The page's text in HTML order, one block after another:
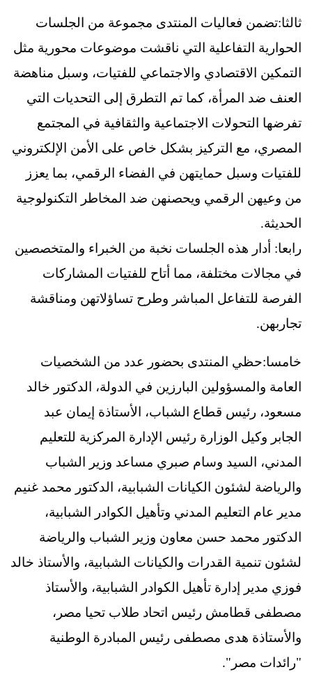
ثالثا:تضمن فعاليات المنتدى مجموعة من الجلسات
الحوارية التفاعلية التي ناقشت موضوعات محورية مثل
التمكين الاقتصادي والاجتماعي للفتيات، وسبل مناهضة
العنف ضد المرأة، كما تم التطرق إلى التحديات التي
تفرضها التحولات الاجتماعية والثقافية في المجتمع
المصري، مع التركيز بشكل خاص على الأمن الإلكتروني
للفتيات وسبل حمايتهن في الفضاء الرقمي، بما يعزز
من وعيهن الرقمي ويحصنهن ضد المخاطر التكنولوجية
الحديثة.
رابعا: أدار هذه الجلسات نخبة من الخبراء والمتخصصين
في مجالات مختلفة، مما أتاح للفتيات المشاركات
الفرصة للتفاعل المباشر وطرح تساؤلاتهن ومناقشة
تجاربهن.
خامسا:حظي المنتدى بحضور عدد من الشخصيات
العامة والمسؤولين البارزين في الدولة، الدكتور خالد
مسعود، رئيس قطاع الشباب، الأستاذة إيمان عبد
الجابر وكيل الوزارة رئيس الإدارة المركزية للتعليم
المدني، السيد وسام صبري مساعد وزير الشباب
والرياضة لشئون الكيانات الشبابية، الدكتور محمد غنيم
مدير عام التعليم المدني وتأهيل الكوادر الشبابية،
الدكتور محمد حسن معاون وزير الشباب والرياضة
لشئون تنمية القدرات والكيانات الشبابية، والأستاذ خالد
فوزي مدير إدارة تأهيل الكوادر الشبابية، والأستاذ
مصطفى قطامش رئيس اتحاد طلاب تحيا مصر،
والأستاذة هدى مصطفى رئيس المبادرة الوطنية
"رائدات مصر".